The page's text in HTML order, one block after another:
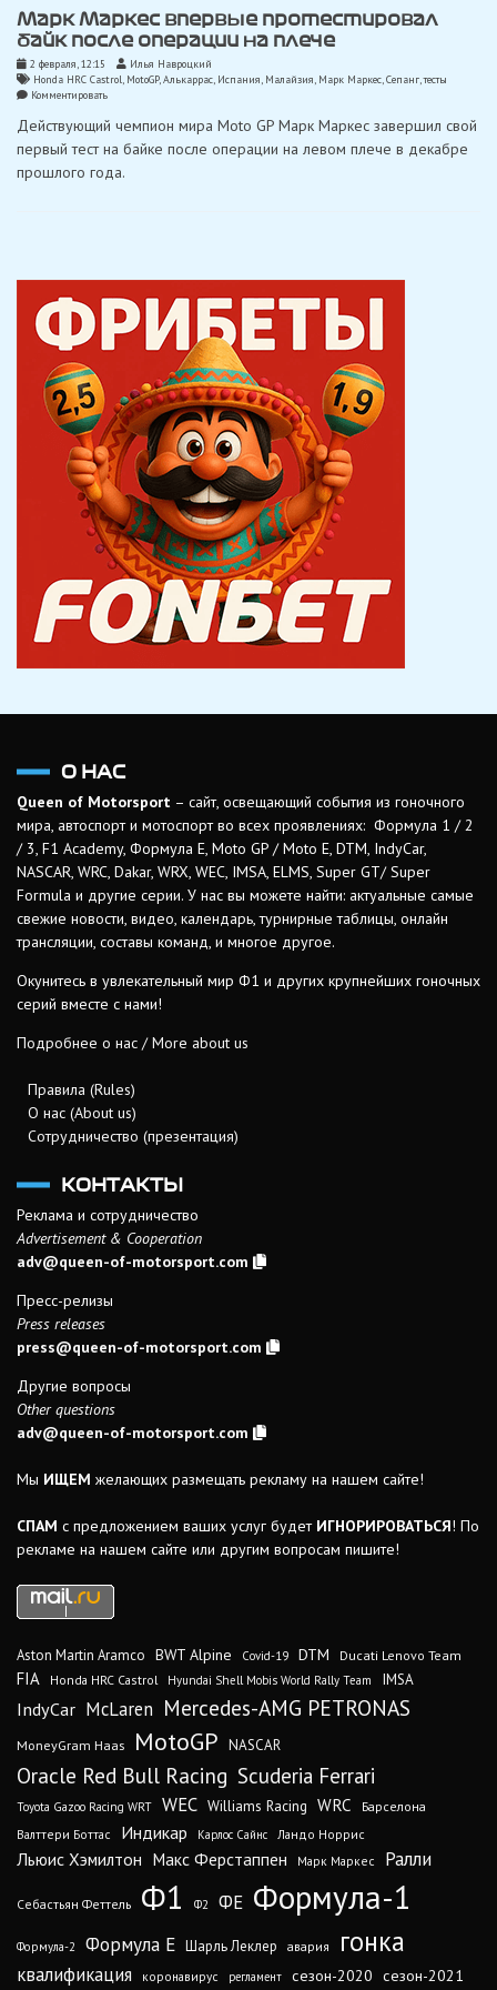
Марк Маркес впервые протестировал
байк после операции на плече
2 февраля, 12:15
Илья Навроцкий
Honda HRC Castrol, MotoGP,Алькаррас, Испания, Малайзия, Марк Маркес,Сепанг,тесты
Комментироватьon
Маркес
впервые
протестировал
байк
Действующий чемпион мира Moto GP Марк Маркес завершил свой
первый тест на байке после операции на левом плече в декабре
прошлого года.
О НАС
Queen of Motorsport – сайт, освещающий события из гоночного
мира, автоспорт и мотоспорт во всех проявлениях: Формула 1 / 2
/ 3, F1 Academy, Формула Е, Moto GP / Moto E, DTM, IndyCar,
NASCAR, WRC, Dakar, WRX, WEC, IMSA, ELMS, Super GT/ Super
Formula и другие серии. У нас вы можете найти: актуальные самые
свежие новости, видео, календарь, турнирные таблицы, онлайн
трансляции, составы команд, и многое другое.
Окунитесь в увлекательный мир Ф1 и других крупнейших гоночных
серий вместе с нами!
Подробнее о нас / More about us
Правила (Rules)
О нас (About us)
Сотрудничество (презентация)
КОНТАКТЫ
Реклама и сотрудничество
Advertisement & Cooperation
adv@queen-of-motorsport.com
Пресс-релизы
Press releases
press@queen-of-motorsport.com
Другие вопросы
Other questions
adv@queen-of-motorsport.com
Мы ИЩЕМ желающих размещать рекламу на нашем сайте!
СПАМ с предложением ваших услуг будет ИГНОРИРОВАТЬСЯ! По
рекламе на нашем сайте или другим вопросам пишите!
Aston Martin Aramco BWT Alpine Covid-19 DTM Ducati Lenovo Team
FIA Honda HRC Castrol Hyundai Shell Mobis World Rally Team IMSA
IndyCar McLaren Mercedes-AMG PETRONAS
MoneyGram Haas MotoGP NASCAR
Oracle Red Bull Racing Scuderia Ferrari
Toyota Gazoo Racing WRT WEC Williams Racing WRC
Барселона
Валттери Боттас
Индикар Карлос Сайнс Ландо Норрис
Льюис Хэмилтон Макс Ферстаппен Марк Маркес Ралли
Себастьян Феттель Ф1 Ф2 ФЕ Формула-1
Формула-2 Формула Е Шарль Леклер авария гонка
квалификация коронавирус регламент сезон-2020 сезон-2021